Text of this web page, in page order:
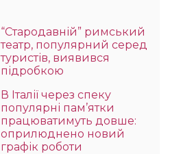
“Стародавній” римський
театр, популярний серед
туристів, виявився
підробкою
В Італії через спеку
популярні пам’ятки
працюватимуть довше:
оприлюднено новий
графік роботи